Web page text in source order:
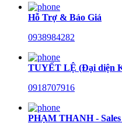
Hỗ Trợ & Báo Giá
0938984282
TUYẾT LỆ (Đại diện
0918707916
PHẠM THANH -